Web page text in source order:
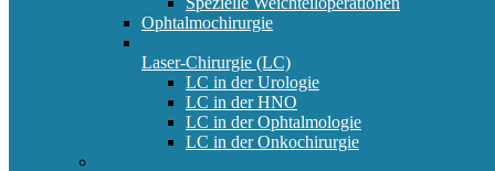
Ophtalmochirurgie
Laser-Chirurgie (LC)
LC in der Urologie
LC in der HNO
LC in der Ophtalmologie
LC in der Onkochirurgie